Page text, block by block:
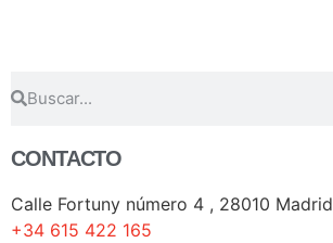
CONTACTO
Calle Fortuny número 4 , 28010 Madrid
+34 615 422 165